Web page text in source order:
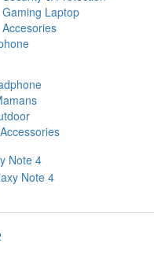
Gaming Laptop
Accesories
Note 4